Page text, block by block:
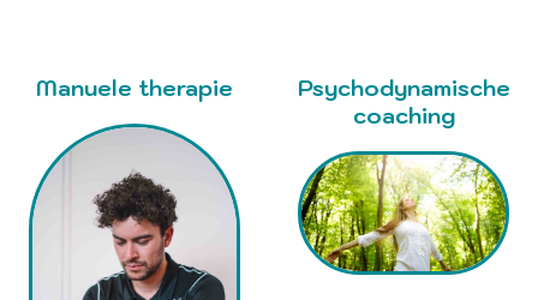
Manuele therapie
Psychodynamische
coaching